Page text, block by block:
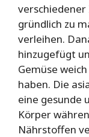
verschiedener
gründlich zu
verleihen.
hinzugefügt
Gemüse
haben. Die
eine gesunde
Körper
Nährstoffen